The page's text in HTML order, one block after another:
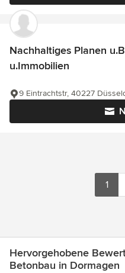
Nachhaltiges Planen
u.Immobilien
9 Eintrachtstr, 40227
1
Hervorgehobene
Betonbau in Dormagen